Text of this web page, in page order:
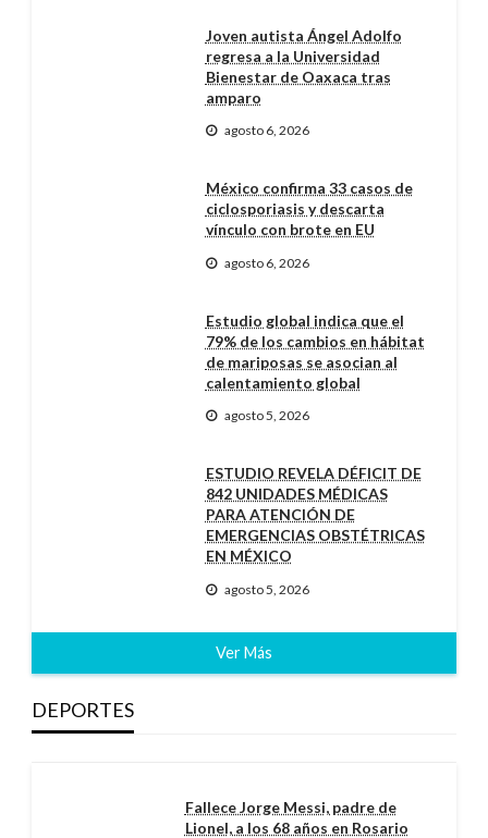
Joven autista Ángel Adolfo
regresa a la Universidad
Bienestar de Oaxaca tras
amparo
agosto 6, 2026
México confirma 33 casos de
ciclosporiasis y descarta
vínculo con brote en EU
agosto 6, 2026
Estudio global indica que el
79% de los cambios en hábitat
de mariposas se asocian al
calentamiento global
agosto 5, 2026
ESTUDIO REVELA DÉFICIT DE
842 UNIDADES MÉDICAS
PARA ATENCIÓN DE
EMERGENCIAS OBSTÉTRICAS
EN MÉXICO
agosto 5, 2026
Ver Más
DEPORTES
Fallece Jorge Messi, padre de
Lionel, a los 68 años en Rosario